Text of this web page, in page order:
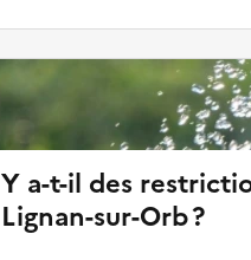
Y a-t-il des
Lignan-sur-Orb ?